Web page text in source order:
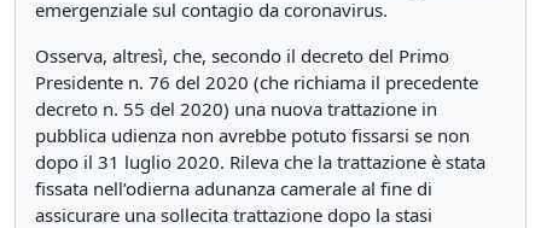
emergenziale sul contagio da coronavirus.
Osserva, altresì, che, secondo il decreto del Primo
Presidente n. 76 del 2020 (che richiama il precedente
decreto n. 55 del 2020) una nuova trattazione in
pubblica udienza non avrebbe potuto fissarsi se non
dopo il 31 luglio 2020. Rileva che la trattazione è stata
fissata nell’odierna adunanza camerale al fine di
assicurare una sollecita trattazione dopo la stasi